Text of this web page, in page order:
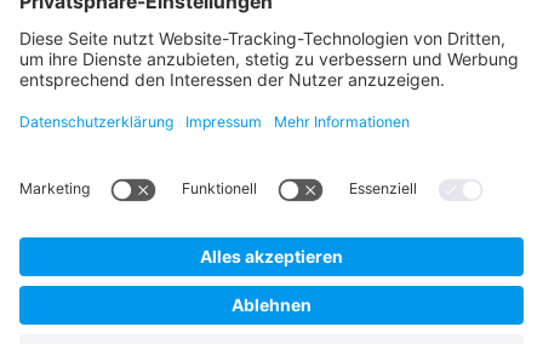
AUCOTEC AG
30916 Isernhagen
Datenschutz
Deutsch